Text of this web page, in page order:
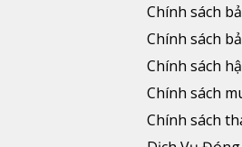
Chính sách
Chính sách
Chính sách
Chính sách
Chính sách